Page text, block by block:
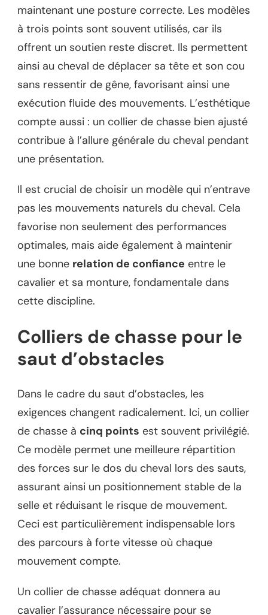
maintenant une posture correcte. Les modèles
à trois points sont souvent utilisés, car ils
offrent un soutien reste discret. Ils permettent
ainsi au cheval de déplacer sa tête et son cou
sans ressentir de gêne, favorisant ainsi une
exécution fluide des mouvements. L’esthétique
compte aussi : un collier de chasse bien ajusté
contribue à l’allure générale du cheval pendant
une présentation.
Il est crucial de choisir un modèle qui n’entrave
pas les mouvements naturels du cheval. Cela
favorise non seulement des performances
optimales, mais aide également à maintenir
une bonne relation de confiance entre le
cavalier et sa monture, fondamentale dans
cette discipline.
Colliers de chasse pour le
saut d’obstacles
Dans le cadre du saut d’obstacles, les
exigences changent radicalement. Ici, un collier
de chasse à cinq points est souvent privilégié.
Ce modèle permet une meilleure répartition
des forces sur le dos du cheval lors des sauts,
assurant ainsi un positionnement stable de la
selle et réduisant le risque de mouvement.
Ceci est particulièrement indispensable lors
des parcours à forte vitesse où chaque
mouvement compte.
Un collier de chasse adéquat donnera au
cavalier l’assurance nécessaire pour se